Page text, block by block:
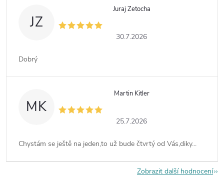
JZ
Juraj Zetocha
30.7.2026
Dobrý
MK
Martin Kitler
25.7.2026
Chystám se ještě na jeden,to už bude čtvrtý od Vás,diky...
Zobrazit další hodnocení